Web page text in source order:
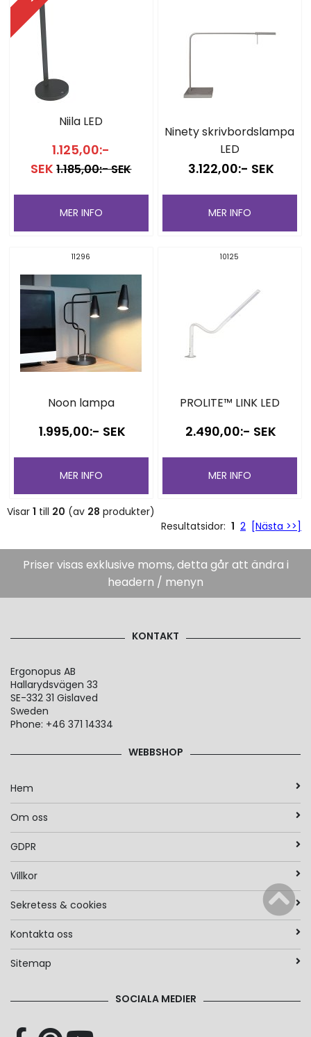
Niila LED
1.125,00:-
SEK 1.185,00:- SEK
MER INFO
Ninety skrivbordslampa
LED
3.122,00:- SEK
MER INFO
11296
Noon lampa
1.995,00:- SEK
MER INFO
10125
PROLITE™ LINK LED
2.490,00:- SEK
MER INFO
Visar 1 till 20 (av 28 produkter)
Resultatsidor: 1 2 [Nästa >>]
Priser visas exklusive moms, detta går att ändra i
headern / menyn
KONTAKT
Ergonopus AB
Hallarydsvägen 33
SE-332 31 Gislaved
Sweden
Phone: +46 371 14334
WEBBSHOP
Hem
Om oss
GDPR
Villkor
Sekretess & cookies
Kontakta oss
Sitemap
SOCIALA MEDIER